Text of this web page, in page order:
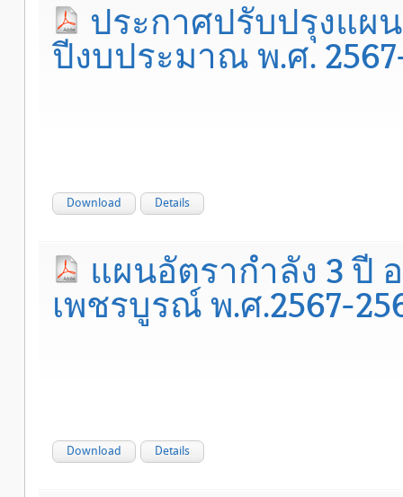
ประกาศปรับปรุงแผ
ปีงบประมาณ พ.ศ.
Download Details
แผนอัตรากำลัง 3 ปี
เพชรบูรณ์ พ.ศ.2567-
Download Details